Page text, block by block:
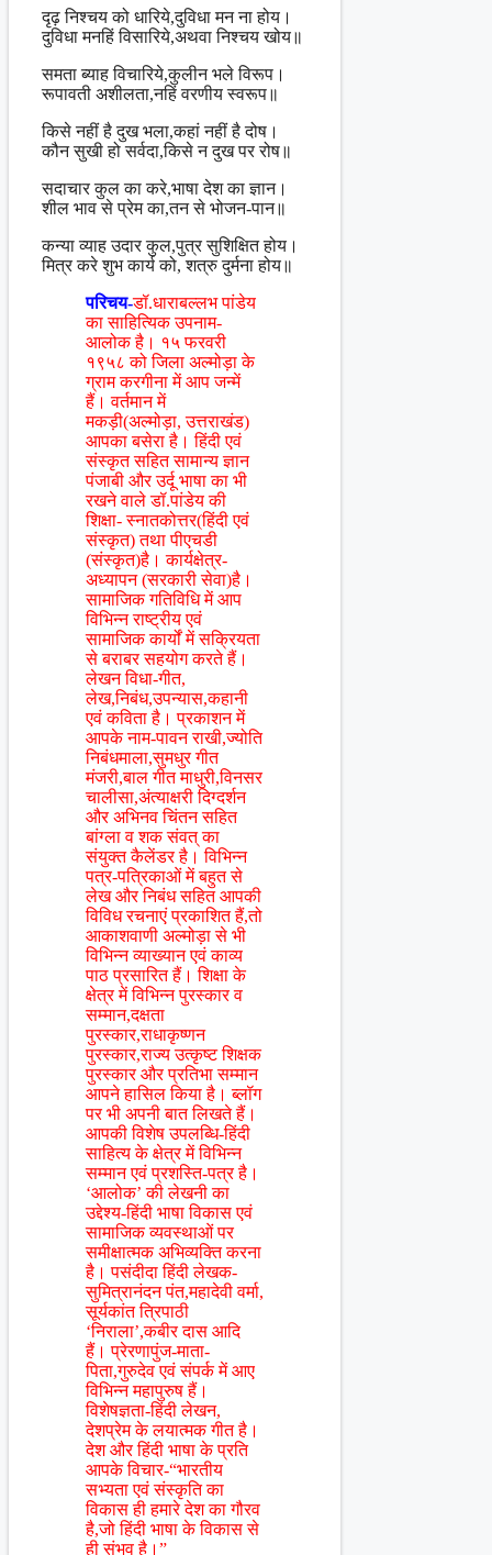
दृढ़ निश्चय को धारिये,दुविधा मन ना होय।
दुविधा मनहिं विसारिये,अथवा निश्चय खोय॥
समता ब्याह विचारिये,कुलीन भले विरूप।
रूपावती अशीलता,नहिं वरणीय स्वरूप॥
किसे नहीं है दुख भला,कहां नहीं है दोष।
कौन सुखी हो सर्वदा,किसे न दुख पर रोष॥
सदाचार कुल का करे,भाषा देश का ज्ञान।
शील भाव से प्रेम का,तन से भोजन-पान॥
कन्या व्याह उदार कुल,पुत्र सुशिक्षित होय।
मित्र करे शुभ कार्य को, शत्रु दुर्मना होय॥
परिचय-डॉ.धाराबल्लभ पांडेय
का साहित्यिक उपनाम-
आलोक है। १५ फरवरी
१९५८ को जिला अल्मोड़ा के
ग्राम करगीना में आप जन्में
हैं। वर्तमान में
मकड़ी(अल्मोड़ा, उत्तराखंड)
आपका बसेरा है। हिंदी एवं
संस्कृत सहित सामान्य ज्ञान
पंजाबी और उर्दू भाषा का भी
रखने वाले डॉ.पांडेय की
शिक्षा- स्नातकोत्तर(हिंदी एवं
संस्कृत) तथा पीएचडी
(संस्कृत)है। कार्यक्षेत्र-
अध्यापन (सरकारी सेवा)है।
सामाजिक गतिविधि में आप
विभिन्न राष्ट्रीय एवं
सामाजिक कार्यों में सक्रियता
से बराबर सहयोग करते हैं।
लेखन विधा-गीत,
लेख,निबंध,उपन्यास,कहानी
एवं कविता है। प्रकाशन में
आपके नाम-पावन राखी,ज्योति
निबंधमाला,सुमधुर गीत
मंजरी,बाल गीत माधुरी,विनसर
चालीसा,अंत्याक्षरी दिग्दर्शन
और अभिनव चिंतन सहित
बांग्ला व शक संवत् का
संयुक्त कैलेंडर है। विभिन्न
पत्र-पत्रिकाओं में बहुत से
लेख और निबंध सहित आपकी
विविध रचनाएं प्रकाशित हैं,तो
आकाशवाणी अल्मोड़ा से भी
विभिन्न व्याख्यान एवं काव्य
पाठ प्रसारित हैं। शिक्षा के
क्षेत्र में विभिन्न पुरस्कार व
सम्मान,दक्षता
पुरस्कार,राधाकृष्णन
पुरस्कार,राज्य उत्कृष्ट शिक्षक
पुरस्कार और प्रतिभा सम्मान
आपने हासिल किया है। ब्लॉग
पर भी अपनी बात लिखते हैं।
आपकी विशेष उपलब्धि-हिंदी
साहित्य के क्षेत्र में विभिन्न
सम्मान एवं प्रशस्ति-पत्र है।
‘आलोक’ की लेखनी का
उद्देश्य-हिंदी भाषा विकास एवं
सामाजिक व्यवस्थाओं पर
समीक्षात्मक अभिव्यक्ति करना
है। पसंदीदा हिंदी लेखक-
सुमित्रानंदन पंत,महादेवी वर्मा,
सूर्यकांत त्रिपाठी
‘निराला’,कबीर दास आदि
हैं। प्रेरणापुंज-माता-
पिता,गुरुदेव एवं संपर्क में आए
विभिन्न महापुरुष हैं।
विशेषज्ञता-हिंदी लेखन,
देशप्रेम के लयात्मक गीत है।
देश और हिंदी भाषा के प्रति
आपके विचार-“भारतीय
सभ्यता एवं संस्कृति का
विकास ही हमारे देश का गौरव
है,जो हिंदी भाषा के विकास से
ही संभव है।”